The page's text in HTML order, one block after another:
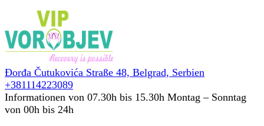
Đorđa Čutukovića Straße 48, Belgrad, Serbien
+381114223089
Informationen von 07.30h bis 15.30h Montag – Sonntag
von 00h bis 24h